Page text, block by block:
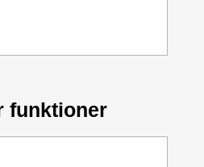
funktioner